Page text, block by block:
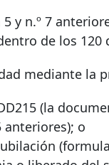
5 y n.º 7
de los 120
mediante la
(la
anteriores); o